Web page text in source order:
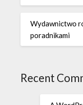
Wydawnictwo
poradnikami
Recent